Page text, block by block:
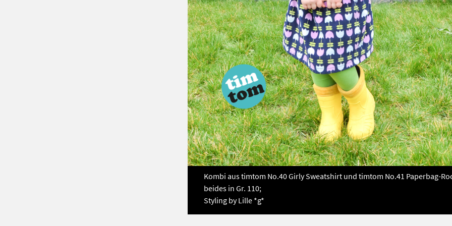
Kombi aus timtom No.40 Girly Sweatshirt und timtom No.41 Paperbag-
beides in Gr. 110;
Styling by Lille *g*